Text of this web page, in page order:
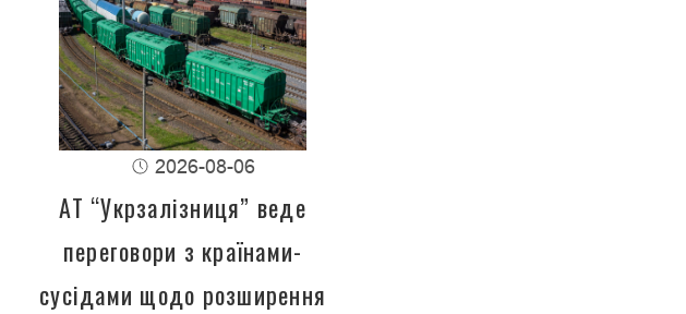
2026-08-06
АТ “Укрзалізниця” веде
переговори з країнами-
сусідами щодо розширення